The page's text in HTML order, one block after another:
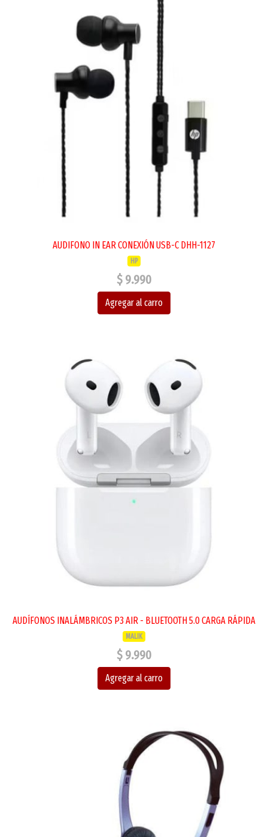
AUDIFONO IN EAR CONEXIÓN USB-C DHH-1127
HP
$ 9.990
Agregar al carro
AUDÍFONOS INALÁMBRICOS P3 AIR - BLUETOOTH 5.0 CARGA RÁPIDA
MALIK
$ 9.990
Agregar al carro